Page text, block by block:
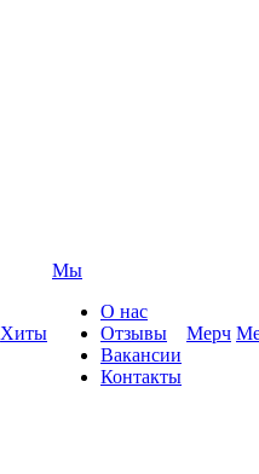
Хиты
Мы
О нас
Отзывы
Вакансии
Контакты
Мерч